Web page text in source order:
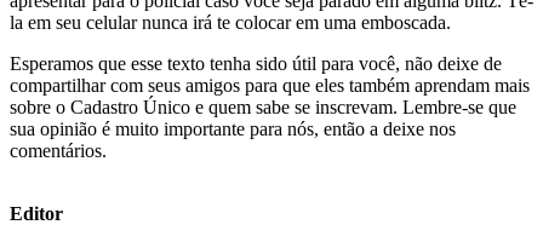
la em seu celular nunca irá te colocar em uma emboscada.
Esperamos que esse texto tenha sido útil para você, não deixe de
compartilhar com seus amigos para que eles também aprendam mais
sobre o Cadastro Único e quem sabe se inscrevam. Lembre-se que
sua opinião é muito importante para nós, então a deixe nos
comentários.
Editor